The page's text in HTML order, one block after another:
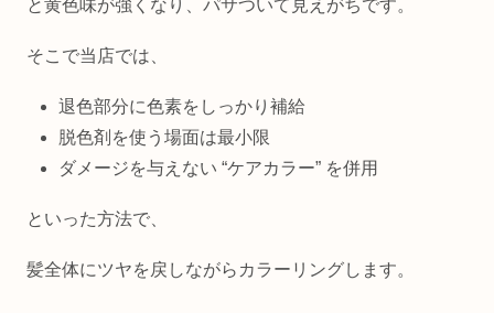
と黄色味が強くなり、パサついて見えがちです。
そこで当店では、
退色部分に色素をしっかり補給
脱色剤を使う場面は最小限
ダメージを与えない “ケアカラー” を併用
といった方法で、
髪全体にツヤを戻しながらカラーリングします。